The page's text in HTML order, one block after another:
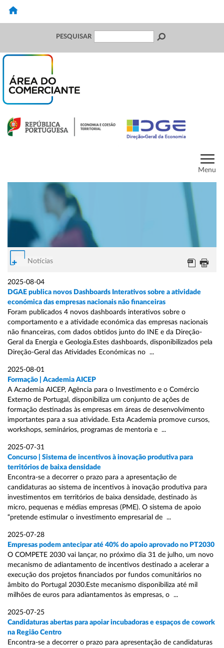
PESQUISAR
Menu
Notícias
2025-08-04
DGAE publica novos Dashboards Interativos sobre a atividade
económica das empresas nacionais não financeiras
Foram publicados 4 novos dashboards interativos sobre o
comportamento e a atividade económica das empresas nacionais
não financeiras, com dados obtidos junto do INE e da Direção-
Geral da Energia e Geologia.Estes dashboards, disponibilizados pela
Direção-Geral das Atividades Económicas no ...
2025-08-01
Formação | Academia AICEP
A Academia AICEP, Agência para o Investimento e o Comércio
Externo de Portugal, disponibiliza um conjunto de ações de
formação destinadas às empresas em áreas de desenvolvimento
importantes para a sua atividade. Esta Academia promove cursos,
workshops, seminários, programas de mentoria e ...
2025-07-31
Concurso | Sistema de incentivos à inovação produtiva para
territórios de baixa densidade
Encontra-se a decorrer o prazo para a apresentação de
candidaturas ao sistema de incentivos à inovação produtiva para
investimentos em territórios de baixa densidade, destinado às
micro, pequenas e médias empresas (PME). O sistema de apoio
“pretende estimular o investimento empresarial de ...
2025-07-28
Empresas podem antecipar até 40% do apoio aprovado no PT2030
O COMPETE 2030 vai lançar, no próximo dia 31 de julho, um novo
mecanismo de adiantamento de incentivos destinado a acelerar a
execução dos projetos financiados por fundos comunitários no
âmbito do Portugal 2030.Este mecanismo disponibiliza até mil
milhões de euros para adiantamentos às empresas, o ...
2025-07-25
Candidaturas abertas para apoiar incubadoras e espaços de cowork
na Região Centro
Encontra-se a decorrer o prazo para apresentação de candidaturas